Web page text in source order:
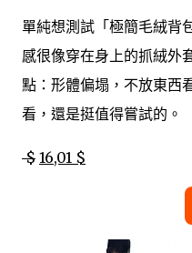
單純想測試「極簡毛絨背
感很像穿在身上的抓絨外
點：形體偏塌，不放東西
看，還是挺值得嘗試的。
$ 16,01 $